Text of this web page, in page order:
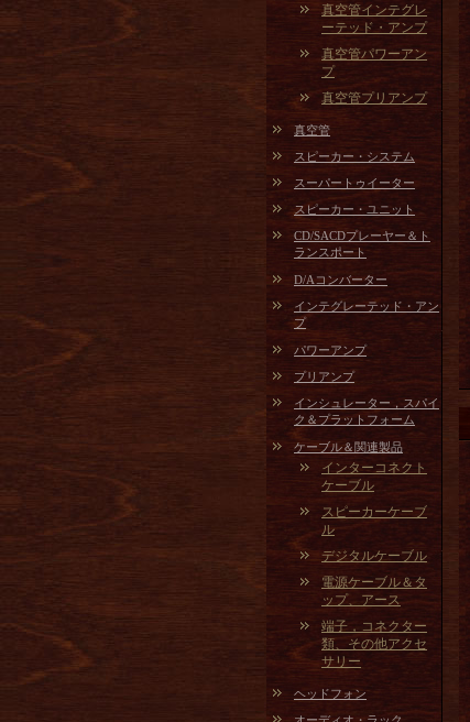
真空管インテグレ
ーテッド・アンプ
真空管パワーアン
プ
真空管プリアンプ
真空管
スピーカー・システム
スーパートゥイーター
スピーカー・ユニット
CD/SACDプレーヤー＆ト
ランスポート
D/Aコンバーター
インテグレーテッド・アン
プ
パワーアンプ
プリアンプ
インシュレーター，スパイ
ク＆プラットフォーム
ケーブル＆関連製品
インターコネクト
ケーブル
スピーカーケーブ
ル
デジタルケーブル
電源ケーブル＆タ
ップ、アース
端子，コネクター
類、その他アクセ
サリー
ヘッドフォン